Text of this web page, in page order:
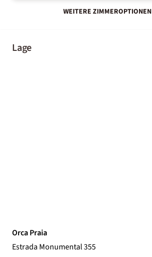
WEITERE ZIMMEROPTIONEN
Lage
Orca Praia
Estrada Monumental 355